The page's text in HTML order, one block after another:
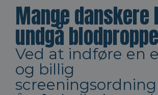
Mange danskere
undgå
Ved at indføre en
og billig